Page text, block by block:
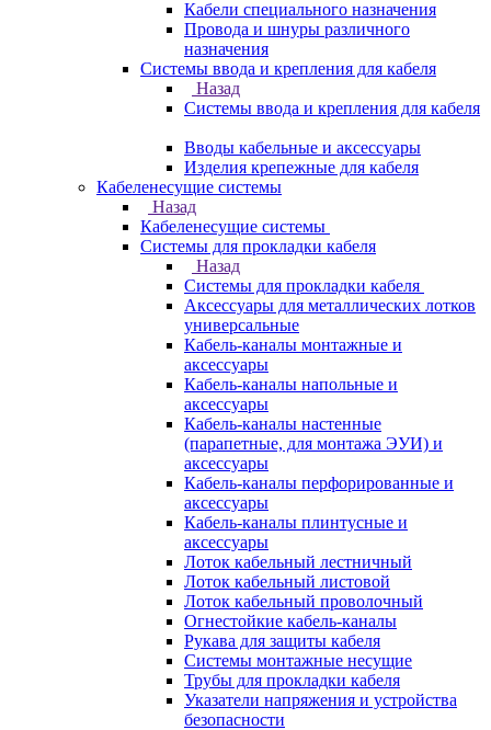
Кабели специального назначения
Провода и шнуры различного
назначения
Системы ввода и крепления для кабеля
Назад
Системы ввода и крепления для кабеля
Вводы кабельные и аксессуары
Изделия крепежные для кабеля
Кабеленесущие системы
Назад
Кабеленесущие системы
Системы для прокладки кабеля
Назад
Системы для прокладки кабеля
Аксессуары для металлических лотков
универсальные
Кабель-каналы монтажные и
аксессуары
Кабель-каналы напольные и
аксессуары
Кабель-каналы настенные
(парапетные, для монтажа ЭУИ) и
аксессуары
Кабель-каналы перфорированные и
аксессуары
Кабель-каналы плинтусные и
аксессуары
Лоток кабельный лестничный
Лоток кабельный листовой
Лоток кабельный проволочный
Огнестойкие кабель-каналы
Рукава для защиты кабеля
Системы монтажные несущие
Трубы для прокладки кабеля
Указатели напряжения и устройства
безопасности